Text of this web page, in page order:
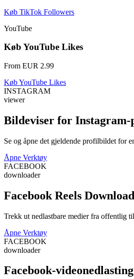
Køb TikTok Followers
YouTube
Køb YouTube Likes
From EUR 2.99
Køb YouTube Likes
INSTAGRAM
viewer
Bildeviser for
Se og åpne det gjeldende profilbildet for
Åpne Verktøy
FACEBOOK
downloader
Facebook Reels
Trekk ut nedlastbare medier fra offentlig
Åpne Verktøy
FACEBOOK
downloader
Facebook-videonedlasting